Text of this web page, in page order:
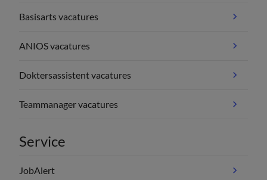
Basisarts vacatures
ANIOS vacatures
Doktersassistent vacatures
Teammanager vacatures
Service
JobAlert